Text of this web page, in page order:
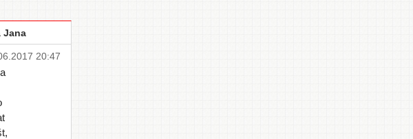
Jana
20:47